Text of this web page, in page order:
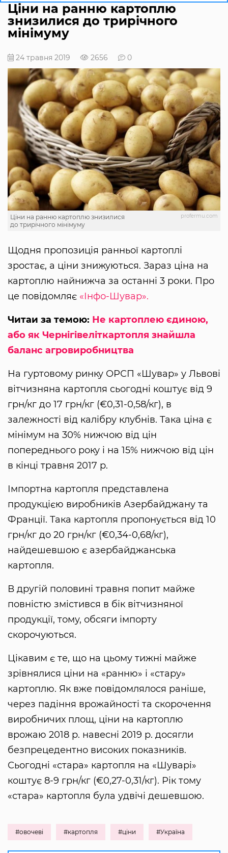
Ціни на ранню картоплю
знизилися до трирічного
мінімуму
24 травня 2019 2656 0
profermu.com
Ціни на ранню картоплю знизилися
до трирічного мінімуму
Щодня пропозиція ранньої картоплі
зростає, а ціни знижуються. Зараз ціна на
картоплю найнижча за останні 3 роки. Про
це повідомляє «Інфо-Шувар».
Читаи за темою: Не картоплею єдиною,
або як Чернігівеліткартопля знайшла
баланс агровиробництва
На гуртовому ринку ОРСП «Шувар» у Львові
вітчизняна картопля сьогодні коштує від 9
грн/кг до 17 грн/кг (€0,31-0,58/кг), в
залежності від калібру клубнів. Така ціна є
мінімум на 30% нижчою від цін
попереднього року і на 15% нижчою від цін
в кінці травня 2017 р.
Імпортна картопля представлена
продукцією виробників Азербайджану та
Франції. Така картопля пропонується від 10
грн/кг до 20 грн/кг (€0,34-0,68/кг),
найдешевшою є азербайджанська
картопля.
В другій половині травня попит майже
повністю змістився в бік вітчизняної
продукції, тому, обсяги імпорту
скорочуються.
Цікавим є те, що на цьому тижні майже
зрівнялися ціни на «ранню» і «стару»
картоплю. Як вже повідомлялося раніше,
через падіння врожайності та скорочення
виробничих площ, ціни на картоплю
врожаю 2018 р. навесні 2019 р. досягли
безпрецедентно високих показників.
Сьогодні «стара» картопля на «Шуварі»
коштує 8-9 грн/кг (€0,27-0,31/кг). Рік тому
«стара» картопля була удвічі дешевшою.
#овочеві #картопля #ціни #Україна